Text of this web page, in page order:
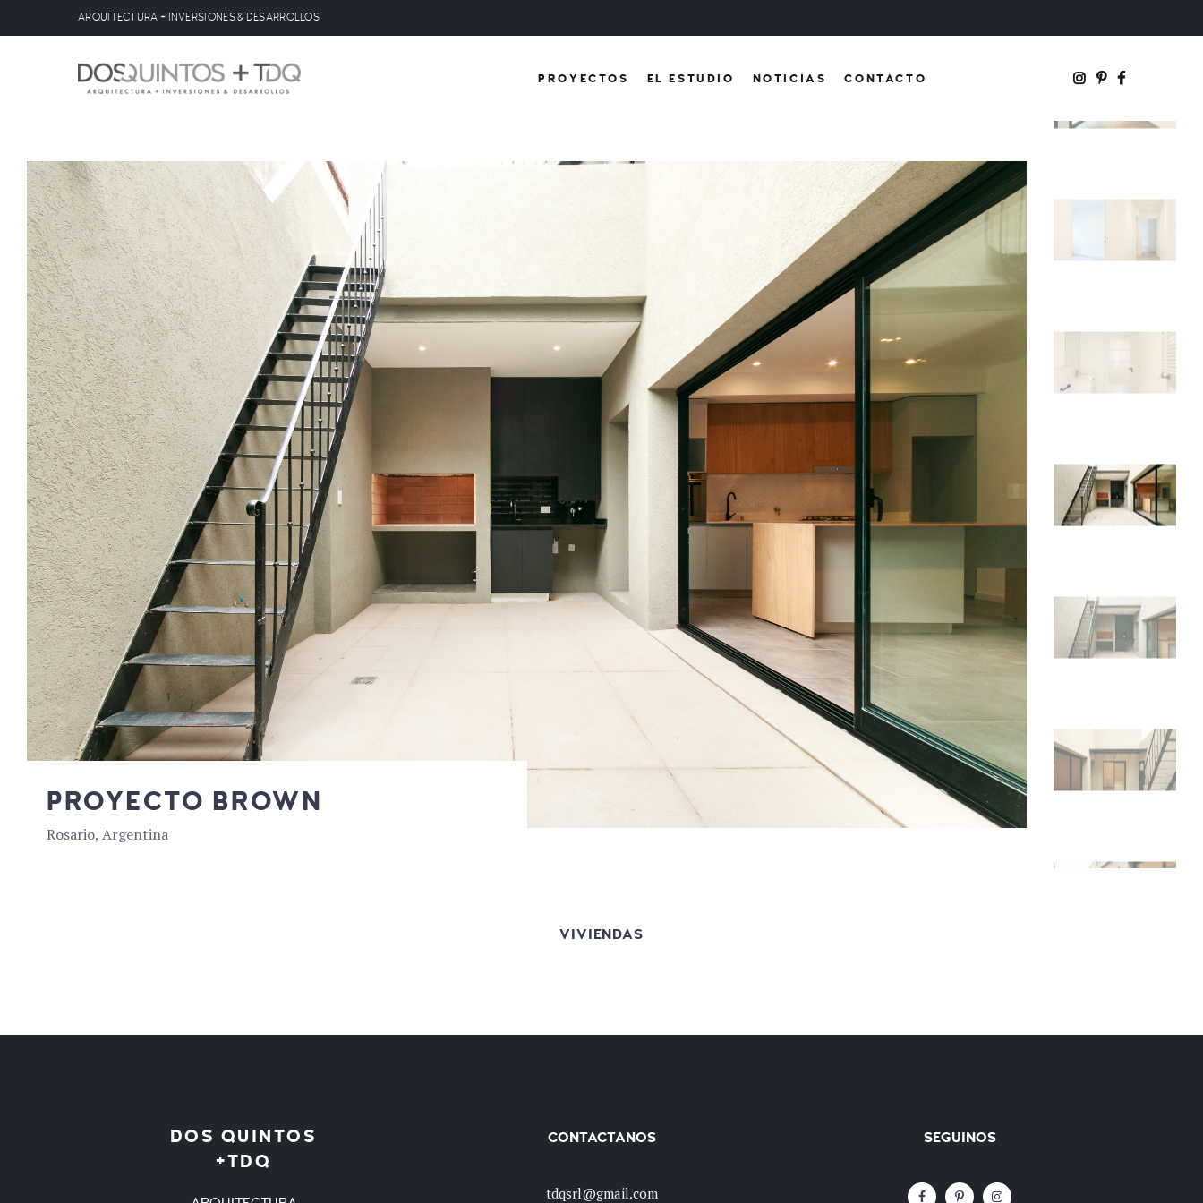
ARQUITECTURA + INVERSIONES & DESARROLLOS
PROYECTOS EL ESTUDIO NOTICIAS CONTACTO
PROYECTO BROWN
Rosario, Argentina
VIVIENDAS
DOS QUINTOS
+TDQ
CONTACTANOS
tdqsrl@gmail.com
SEGUINOS